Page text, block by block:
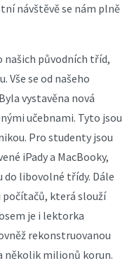
návštěvě se nám plně
našich původních tříd,
Vše se od našeho
vystavěna nová
učebnami. Tyto jsou
Pro studenty jsou
iPady a MacBooky,
do libovolné třídy. Dále
která slouží
je i lektorka
rekonstruovanou
několik milionů korun.